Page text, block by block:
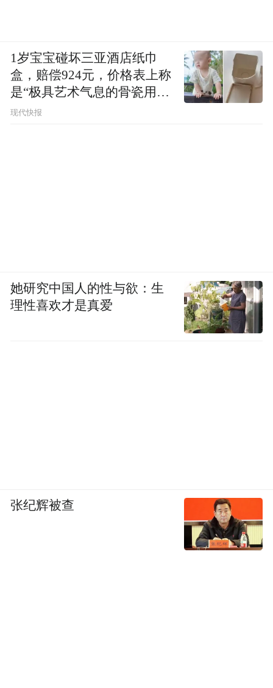
改、并购融入国家战略。
这或许是地方产业升级的必由之路——用央
企的确定性，去对冲市场周期的波动；用国
space services.”
1岁宝宝碰坏三亚酒店纸巾
盒，赔偿924元，价格表上称
是“极具艺术气息的骨瓷用
品”
现代快报
她研究中国人的性与欲：生
理性喜欢才是真爱
张纪辉被查